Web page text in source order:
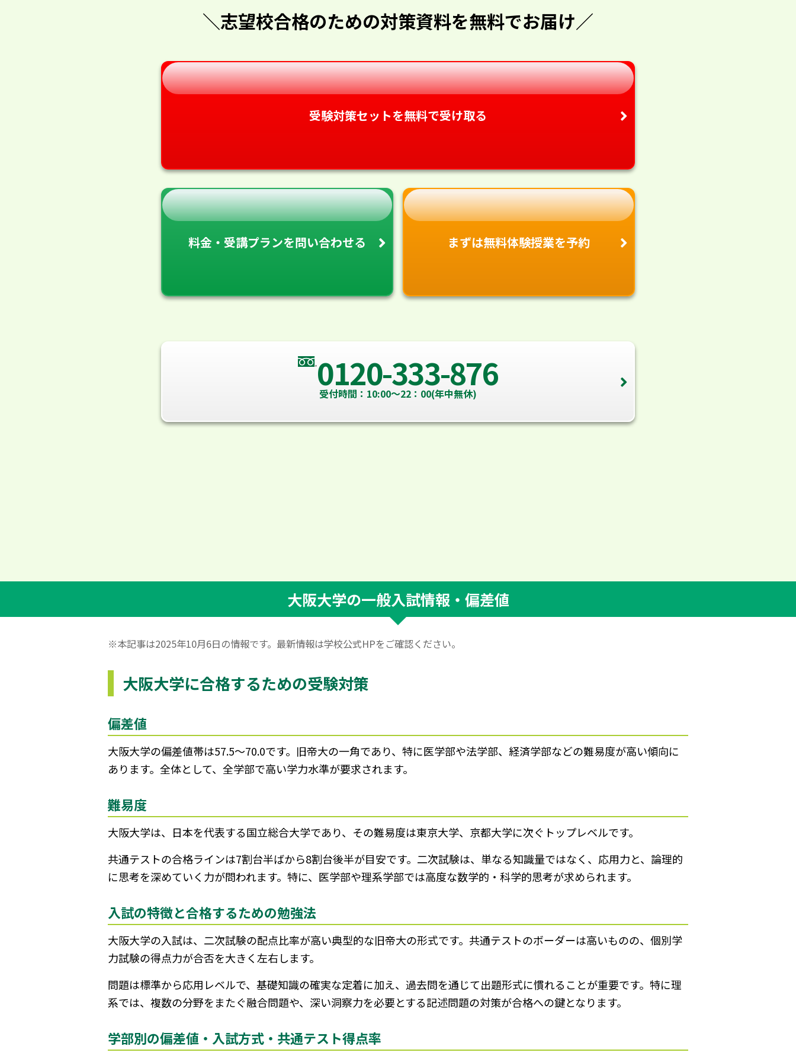
＼志望校合格のための対策資料を無料でお届け／
受験対策セットを無料で受け取る
料金・受講プランを問い合わせる まずは無料体験授業を予約
0120-333-876
受付時間：10:00～22：00(年中無休)
大阪大学の一般入試情報・偏差値
※本記事は2025年10月6日の情報です。最新情報は学校公式HPをご確認ください。
大阪大学に合格するための受験対策
偏差値
大阪大学の偏差値帯は57.5〜70.0です。旧帝大の一角であり、特に医学部や法学部、経済学部などの難易度が高い傾向に
あります。全体として、全学部で高い学力水準が要求されます。
難易度
大阪大学は、日本を代表する国立総合大学であり、その難易度は東京大学、京都大学に次ぐトップレベルです。
共通テストの合格ラインは7割台半ばから8割台後半が目安です。二次試験は、単なる知識量ではなく、応用力と、論理的
に思考を深めていく力が問われます。特に、医学部や理系学部では高度な数学的・科学的思考が求められます。
入試の特徴と合格するための勉強法
大阪大学の入試は、二次試験の配点比率が高い典型的な旧帝大の形式です。共通テストのボーダーは高いものの、個別学
力試験の得点力が合否を大きく左右します。
問題は標準から応用レベルで、基礎知識の確実な定着に加え、過去問を通じて出題形式に慣れることが重要です。特に理
系では、複数の分野をまたぐ融合問題や、深い洞察力を必要とする記述問題の対策が合格への鍵となります。
学部別の偏差値・入試方式・共通テスト得点率